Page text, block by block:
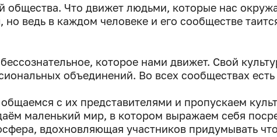
общества. Что движет людьми, которые нас
ведь в каждом человеке и его сообществе
которое нами движет. Свой
объединений. Во всех сообществах есть
с их представителями и пропускаем
маленький мир, в котором выражаем себя
вдохновляющая участников придумывать